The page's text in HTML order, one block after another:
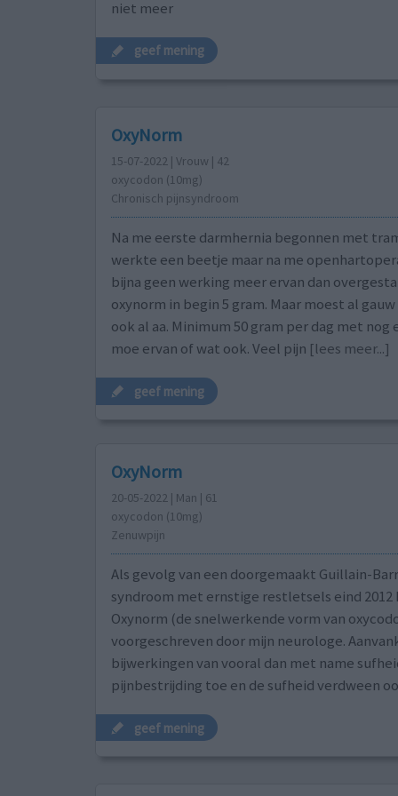
niet meer
geef mening
OxyNorm
15-07-2022 | Vrouw | 42
oxycodon (10mg)
Chronisch pijnsyndroom
Na me eerste darmhernia begonnen met
werkte een beetje maar na me
bijna geen werking meer ervan dan
oxynorm in begin 5 gram. Maar moest al
ook al aa. Minimum 50 gram per dag met
moe ervan of wat ook. Veel pijn [lees meer...]
geef mening
OxyNorm
20-05-2022 | Man | 61
oxycodon (10mg)
Zenuwpijn
Als gevolg van een doorgemaakt Guillain-
syndroom met ernstige restletsels eind 2012
Oxynorm (de snelwerkende vorm van
voorgeschreven door mijn neurologe.
bijwerkingen van vooral dan met name
pijnbestrijding toe en de sufheid verdween
geef mening